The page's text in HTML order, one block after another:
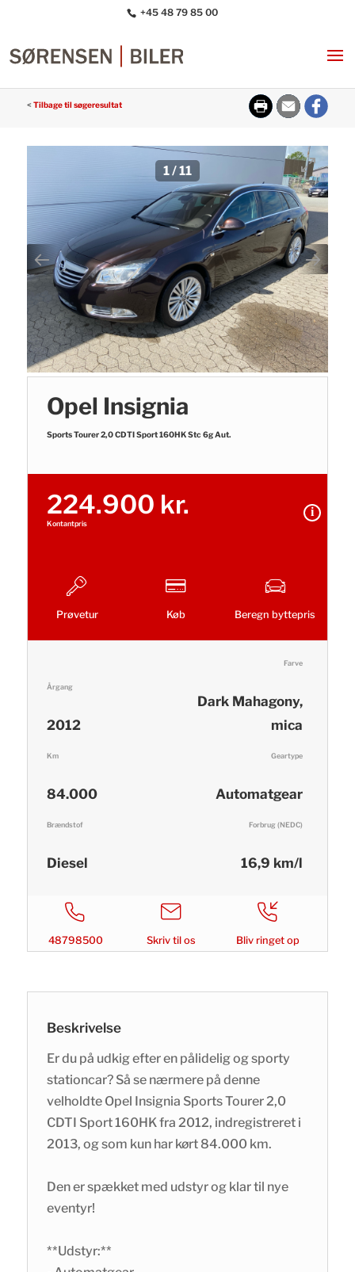
+45 48 79 85 00
< Tilbage til søgeresultat
1/11
Opel Insignia
Sports Tourer 2,0 CDTI Sport 160HK Stc 6g Aut.
224.900 kr.
Kontantpris
Prøvetur Køb Beregn byttepris
Årgang
2012
Farve
Dark Mahagony,
mica
Km
84.000
Geartype
Automatgear
Brændstof
Diesel
Forbrug (NEDC)
16,9 km/l
48798500 Skriv til os Bliv ringet op
Beskrivelse
Er du på udkig efter en pålidelig og sporty
stationcar? Så se nærmere på denne
velholdte Opel Insignia Sports Tourer 2,0
CDTI Sport 160HK fra 2012, indregistreret i
2013, og som kun har kørt 84.000 km.
Den er spækket med udstyr og klar til nye
eventyr!
**Udstyr:**